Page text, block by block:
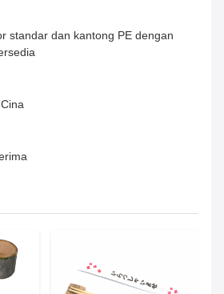
standar dan kantong PE dengan